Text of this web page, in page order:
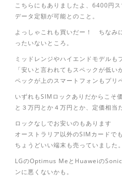
こちらにもありましたよ、6400円
データ定額が可能とのこと。
よっしゃこれも買いだー！ ちなみ
ったいないところ。
ミッドレンジやハイエンドモデルも
「安いと言われてもスペックが低
ペックが上のスマートフォンもプ
いずれもSIMロックありだからこそ
と３万円とか４万円とか、定価相当
ロックなしでお安いのもあります
オーストラリア以外のSIMカード
ちょうどいい端末も売っていました。
LGのOptimus MeとHuaweiのSonic
ンに悪くないかも。